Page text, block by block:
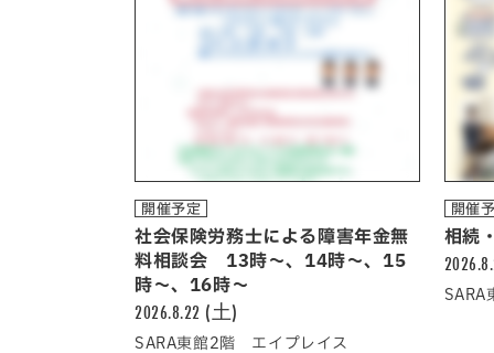
開催予定
社会保険労務士による障害年金無
料相談会 13時～、14時～、15
時～、16時～
2026.8.22 (土)
SARA東館2階 エイプレイス
開催
相続